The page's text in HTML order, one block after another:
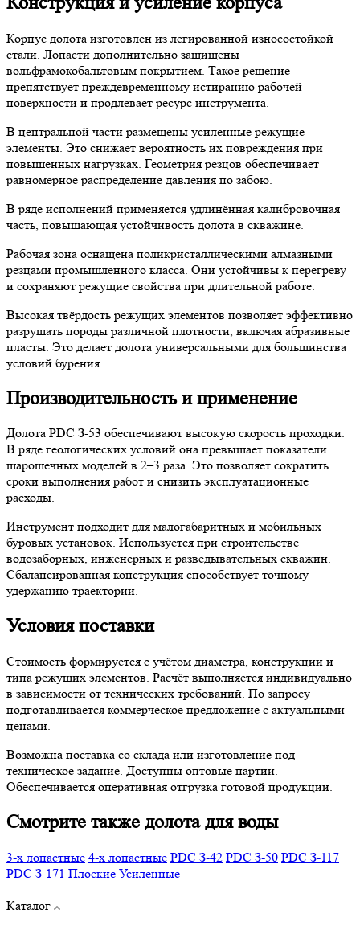
Корпус долота изготовлен из легированной износостойкой
стали. Лопасти дополнительно защищены
вольфрамокобальтовым покрытием. Такое решение
препятствует преждевременному истиранию рабочей
поверхности и продлевает ресурс инструмента.
В центральной части размещены усиленные режущие
элементы. Это снижает вероятность их повреждения при
повышенных нагрузках. Геометрия резцов обеспечивает
равномерное распределение давления по забою.
В ряде исполнений применяется удлинённая калибровочная
часть, повышающая устойчивость долота в скважине.
Рабочая зона оснащена поликристаллическими алмазными
резцами промышленного класса. Они устойчивы к перегреву
и сохраняют режущие свойства при длительной работе.
Высокая твёрдость режущих элементов позволяет эффективно
разрушать породы различной плотности, включая абразивные
пласты. Это делает долота универсальными для большинства
условий бурения.
Производительность и применение
Долота PDC З-53 обеспечивают высокую скорость проходки.
В ряде геологических условий она превышает показатели
шарошечных моделей в 2–3 раза. Это позволяет сократить
сроки выполнения работ и снизить эксплуатационные
расходы.
Инструмент подходит для малогабаритных и мобильных
буровых установок. Используется при строительстве
водозаборных, инженерных и разведывательных скважин.
Сбалансированная конструкция способствует точному
удержанию траектории.
Условия поставки
Стоимость формируется с учётом диаметра, конструкции и
типа режущих элементов. Расчёт выполняется индивидуально
в зависимости от технических требований. По запросу
подготавливается коммерческое предложение с актуальными
ценами.
Возможна поставка со склада или изготовление под
техническое задание. Доступны оптовые партии.
Обеспечивается оперативная отгрузка готовой продукции.
Смотрите также долота для воды
3-х лопастные 4-х лопастные PDC З-42 PDC З-50 PDC З-117
PDC З-171 Плоские Усиленные
Каталог